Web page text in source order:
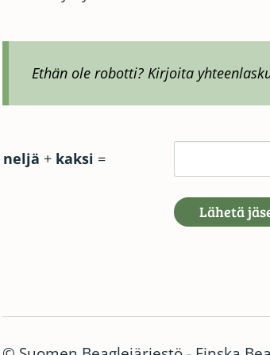
Ethän ole robotti? Kirjoita
neljä + kaksi =
Lähetä